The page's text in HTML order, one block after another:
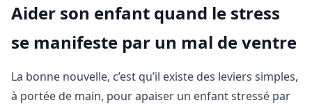
Aider son enfant quand le stress
se manifeste par un mal de ventre
La bonne nouvelle, c’est qu’il existe des leviers simples,
à portée de main, pour apaiser un enfant stressé par